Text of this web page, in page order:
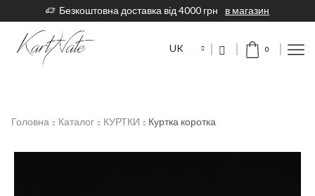
Безкоштовна доставка від 4000 грн в магазин
UK 0
Головна Каталог КУРТКИ Куртка коротка